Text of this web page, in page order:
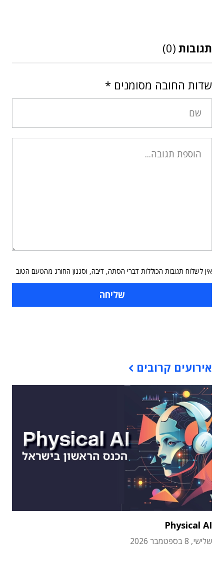
תגובות (0)
שדות החובה מסומנים *
אין לשלוח תגובות הכוללות דברי הסתה, דיבה, וסגנון החורג מהטעם הטוב
אירועים קרובים
Physical AI
שלישי, 8 בספטמבר 2026